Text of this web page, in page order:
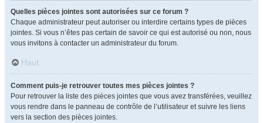
Quelles pièces jointes sont autorisées sur ce forum ?
Chaque administrateur peut autoriser ou interdire certains types de pièces
jointes. Si vous n’êtes pas certain de savoir ce qui est autorisé ou non, nous
vous invitons à contacter un administrateur du forum.
Haut
Comment puis-je retrouver toutes mes pièces jointes ?
Pour retrouver la liste des pièces jointes que vous avez transférées, veuillez
vous rendre dans le panneau de contrôle de l’utilisateur et suivre les liens
vers la section des pièces jointes.